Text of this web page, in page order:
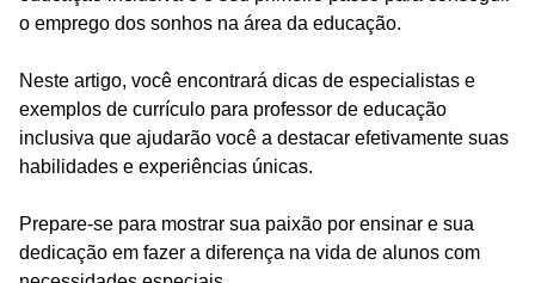
o emprego dos sonhos na área da educação.
Neste artigo, você encontrará dicas de especialistas e
exemplos de currículo para professor de educação
inclusiva que ajudarão você a destacar efetivamente suas
habilidades e experiências únicas.
Prepare-se para mostrar sua paixão por ensinar e sua
dedicação em fazer a diferença na vida de alunos com